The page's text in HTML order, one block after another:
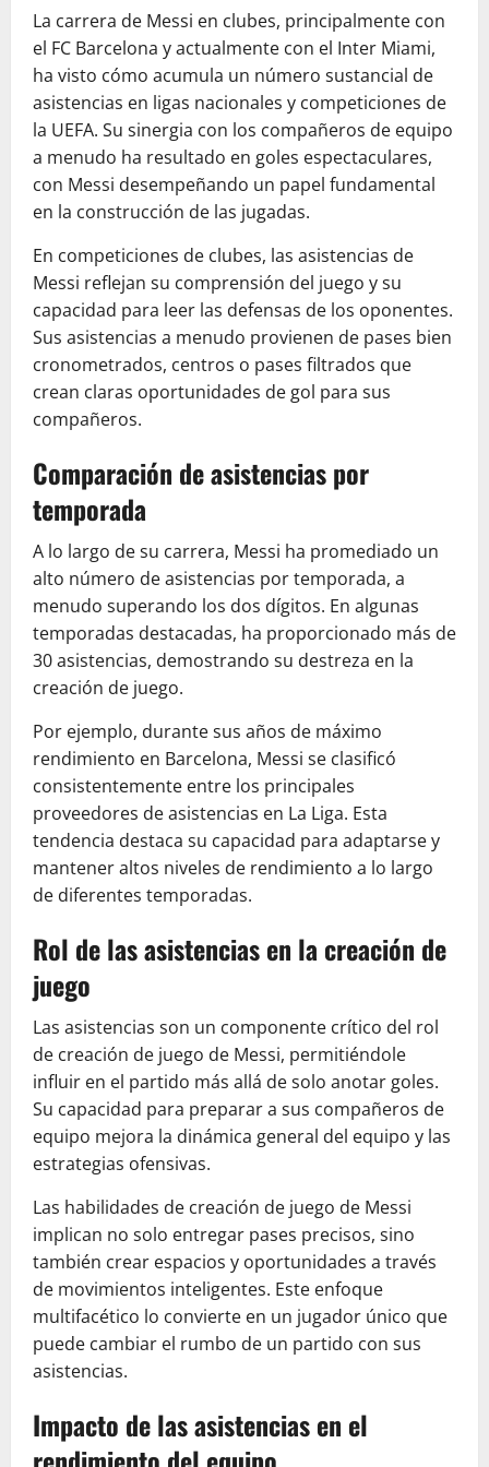
La carrera de Messi en clubes, principalmente con
el FC Barcelona y actualmente con el Inter Miami,
ha visto cómo acumula un número sustancial de
asistencias en ligas nacionales y competiciones de
la UEFA. Su sinergia con los compañeros de equipo
a menudo ha resultado en goles espectaculares,
con Messi desempeñando un papel fundamental
en la construcción de las jugadas.
En competiciones de clubes, las asistencias de
Messi reflejan su comprensión del juego y su
capacidad para leer las defensas de los oponentes.
Sus asistencias a menudo provienen de pases bien
cronometrados, centros o pases filtrados que
crean claras oportunidades de gol para sus
compañeros.
Comparación de asistencias por
temporada
A lo largo de su carrera, Messi ha promediado un
alto número de asistencias por temporada, a
menudo superando los dos dígitos. En algunas
temporadas destacadas, ha proporcionado más de
30 asistencias, demostrando su destreza en la
creación de juego.
Por ejemplo, durante sus años de máximo
rendimiento en Barcelona, Messi se clasificó
consistentemente entre los principales
proveedores de asistencias en La Liga. Esta
tendencia destaca su capacidad para adaptarse y
mantener altos niveles de rendimiento a lo largo
de diferentes temporadas.
Rol de las asistencias en la creación de
juego
Las asistencias son un componente crítico del rol
de creación de juego de Messi, permitiéndole
influir en el partido más allá de solo anotar goles.
Su capacidad para preparar a sus compañeros de
equipo mejora la dinámica general del equipo y las
estrategias ofensivas.
Las habilidades de creación de juego de Messi
implican no solo entregar pases precisos, sino
también crear espacios y oportunidades a través
de movimientos inteligentes. Este enfoque
multifacético lo convierte en un jugador único que
puede cambiar el rumbo de un partido con sus
asistencias.
Impacto de las asistencias en el